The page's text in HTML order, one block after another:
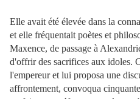
Elle avait été élevée dans la
et elle fréquentait poètes et
Maxence, de passage à
d'offrir des sacrifices aux idoles.
l'empereur et lui proposa une
affrontement, convoqua